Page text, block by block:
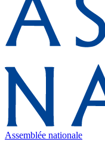
Assemblée nationale